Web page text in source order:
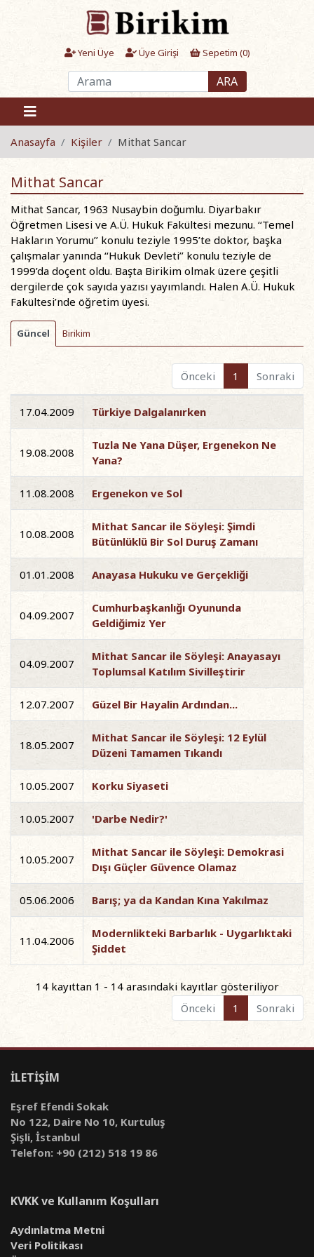
Yeni Üye Üye Girişi Sepetim (0)
ARA
Anasayfa Kişiler Mithat Sancar
Mithat Sancar
Mithat Sancar, 1963 Nusaybin doğumlu. Diyarbakır
Öğretmen Lisesi ve A.Ü. Hukuk Fakültesi mezunu. ‘‘Temel
Hakların Yorumu’’ konulu teziyle 1995’te doktor, başka
çalışmalar yanında ‘‘Hukuk Devleti’’ konulu teziyle de
1999’da doçent oldu. Başta Birikim olmak üzere çeşitli
dergilerde çok sayıda yazısı yayımlandı. Halen A.Ü. Hukuk
Fakültesi’nde öğretim üyesi.
Güncel Birikim
Önceki 1 Sonraki
17.04.2009 Türkiye Dalgalanırken
19.08.2008
Tuzla Ne Yana Düşer, Ergenekon Ne
Yana?
11.08.2008 Ergenekon ve Sol
10.08.2008
Mithat Sancar ile Söyleşi: Şimdi
Bütünlüklü Bir Sol Duruş Zamanı
01.01.2008 Anayasa Hukuku ve Gerçekliği
04.09.2007
Cumhurbaşkanlığı Oyununda
Geldiğimiz Yer
04.09.2007
Mithat Sancar ile Söyleşi: Anayasayı
Toplumsal Katılım Sivilleştirir
12.07.2007 Güzel Bir Hayalin Ardından...
18.05.2007
Mithat Sancar ile Söyleşi: 12 Eylül
Düzeni Tamamen Tıkandı
10.05.2007 Korku Siyaseti
10.05.2007 'Darbe Nedir?'
10.05.2007
Mithat Sancar ile Söyleşi: Demokrasi
Dışı Güçler Güvence Olamaz
05.06.2006 Barış; ya da Kandan Kına Yakılmaz
11.04.2006
Modernlikteki Barbarlık - Uygarlıktaki
Şiddet
14 kayıttan 1 - 14 arasındaki kayıtlar gösteriliyor
Önceki
1 Sonraki
İLETİŞİM
Eşref Efendi Sokak
No 122, Daire No 10, Kurtuluş
Şişli, İstanbul
Telefon: +90 (212) 518 19 86
KVKK ve Kullanım Koşulları
Aydınlatma Metni
Veri Politikası